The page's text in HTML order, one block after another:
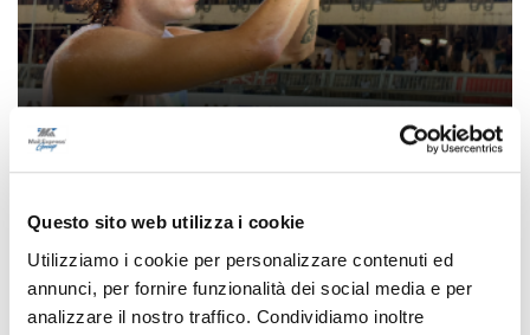
Questo sito web utilizza i cookie
Utilizziamo i cookie per personalizzare contenuti ed
annunci, per fornire funzionalità dei social media e per
analizzare il nostro traffico. Condividiamo inoltre
Samb-Lanciano 4-0, entrano Sgarbi e Perrotta